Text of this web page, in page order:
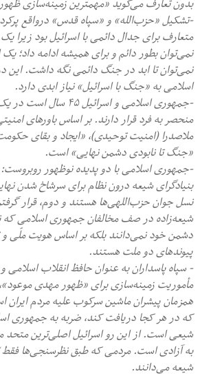
بدون تعارف می‌گوید «مهمترین زمینه‌سازی
-تشکیل «حزب‌الله» و «سپاه قدس» درواقع
متعارف برای جدال دائمی با اسرائیل بود زیرا
نمی‌توان بطور دائم و برای همیشه ادامه داد؛
نمی‌توان تا ابد در جنگ دائمی نگه داشت.
اسلامی به «جنگ با اسرائیل» نیاز ابدی دارد.
-جمهوری اسلامی و اسرائیل
منحصر به فرد قرار دارند. بر اساس باورهای
ملاصدرا (امنیت توحیدی)، «ایجاد و بقای
«جنگ تا نابودی دشمن نهایی» است.
-جمهوری اسلامی با دو پدیده نوظهور
بنیادگرای شیعه درون نظام برای سرشاخ شدن
نسل جوان حزب‌اللهی‌ها هستند و دوم، قرار
شیعه‌زاده در صف مخالفان جمهوری اسلامی که
دشمن خود نمی‌دانند بلکه بر اساس هویت ملّی و
پیوندهای دو ملت هستند.
- سپاه پاسداران به عنوان حافظ انقلاب اسلامی
مأموریت زمینه‌سازی برای «ظهور مهدی
همزمان پیشران ماشین سرکوب علیه مردم ایران
که در هر کجا دریافت کند، ضربه به جمهوری
شیعی است. از این رو اسرائیل اصلی‌ترین متحد
شیعه می‌دانند.